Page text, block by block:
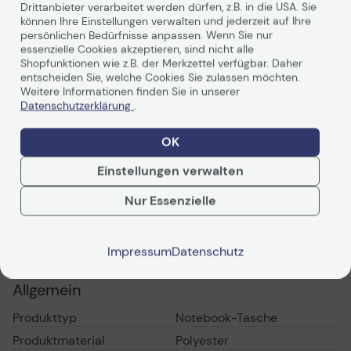
zusätzlichen Rundum-Schutz für Ihr Notebook. Der
verstärkte Griff ist mit weichem Neopren umhüllt und
bietet Komfort und Stabilität. In der einfach zugänglichen
funktionellen Tasche mit Reißverschluss vorne können
Sie Ihre Mobiltelefone, Stifte, Visitenkarten und
Kabel/Kopfhörer usw. verstauen.
Weiterlesen
Technische Daten
PDF-Datenblatt
Allgemein
Produkttyp
Notebook-Tasche
Produktmaterial
Polyester
Drittanbieter verarbeitet werden dürfen, z.B. in die USA. Sie
können Ihre Einstellungen verwalten und jederzeit auf Ihre
persönlichen Bedürfnisse anpassen. Wenn Sie nur
essenzielle Cookies akzeptieren, sind nicht alle
Shopfunktionen wie z.B. der Merkzettel verfügbar. Daher
entscheiden Sie, welche Cookies Sie zulassen möchten.
Weitere Informationen finden Sie in unserer
Datenschutzerklärung .
OK
Einstellungen verwalten
Nur Essenzielle
ImpressumDatenschutz